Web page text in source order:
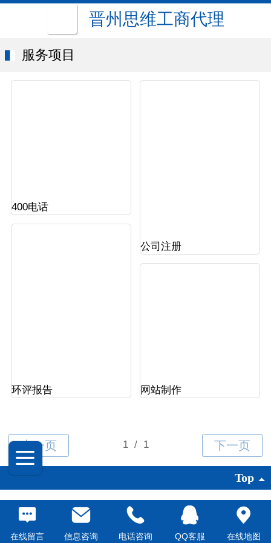
晋州思维工商代理
服务项目
400电话
公司注册
环评报告 网站制作
Top
©2016 晋州思维工商代理
版权所有
仨兔子快速建站提供技术支持
电脑版
在线留言
信息咨询 电话咨询 QQ客服 在线地图